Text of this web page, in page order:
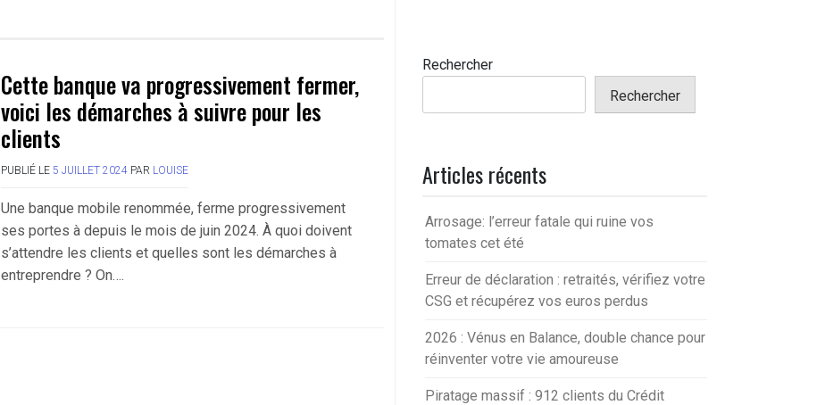
Cette banque va progressivement fermer,
voici les démarches à suivre pour les
clients
PUBLIÉ LE 5 JUILLET 2024 PAR LOUISE
Une banque mobile renommée, ferme progressivement
ses portes à depuis le mois de juin 2024. À quoi doivent
s’attendre les clients et quelles sont les démarches à
entreprendre ? On….
Rechercher
Rechercher
Articles récents
Arrosage: l’erreur fatale qui ruine vos
tomates cet été
Erreur de déclaration : retraités, vérifiez votre
CSG et récupérez vos euros perdus
2026 : Vénus en Balance, double chance pour
réinventer votre vie amoureuse
Piratage massif : 912 clients du Crédit